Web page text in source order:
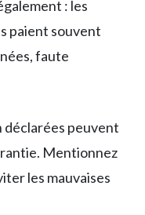
: les
paient souvent
faute
déclarées peuvent
Mentionnez
les mauvaises